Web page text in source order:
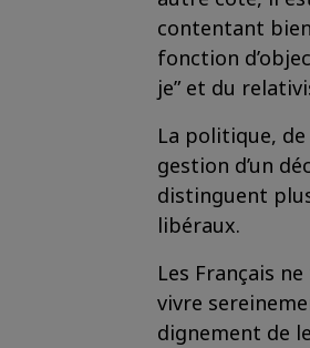
contentant
fonction
je” et du
La politique,
gestion d’un
distinguent
libéraux.
Les Français
vivre
dignement de